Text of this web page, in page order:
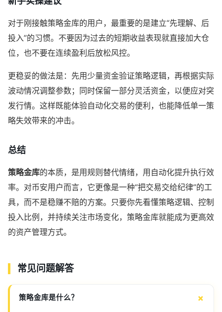
对于刚接触策略金库的用户，最重要的是建立“先理解、后
投入”的习惯。不要因为过去的短期收益表现就直接加大仓
位，也不要在连续盈利后放松风控。
更稳妥的做法是：先用少量资金验证策略逻辑，再根据实际
波动情况调整参数；同时保留一部分灵活资金，以便应对突
发行情。这样既能体验自动化交易的便利，也能降低单一策
略失效带来的冲击。
总结
策略金库的本质，是用规则替代情绪，用自动化提升执行效
率。对币安用户而言，它更像是一种“把交易交给纪律”的工
具，而不是稳赚不赔的方案。只要你先看懂策略逻辑、控制
投入比例，并持续关注市场变化，策略金库就能成为更高效
的资产管理方式。
常见问题解答
策略金库是什么？